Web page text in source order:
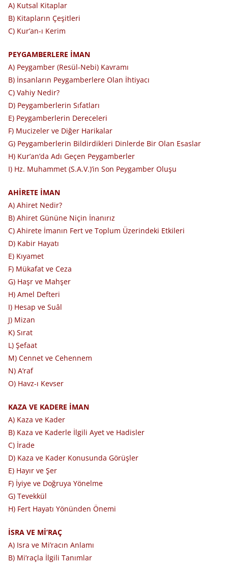
A) Kutsal Kitaplar
B) Kitapların Çeşitleri
C) Kur’an-ı Kerim
PEYGAMBERLERE İMAN
A) Peygamber (Resül-Nebi) Kavramı
B) İnsanların Peygamberlere Olan İhtiyacı
C) Vahiy Nedir?
D) Peygamberlerin Sıfatları
E) Peygamberlerin Dereceleri
F) Mucizeler ve Diğer Harikalar
G) Peygamberlerin Bildirdikleri Dinlerde Bir Olan Esaslar
H) Kur’an’da Adı Geçen Peygamberler
I) Hz. Muhammet (S.A.V.)’in Son Peygamber Oluşu
AHİRETE İMAN
A) Ahiret Nedir?
B) Ahiret Gününe Niçin İnanırız
C) Ahirete İmanın Fert ve Toplum Üzerindeki Etkileri
D) Kabir Hayatı
E) Kıyamet
F) Mükafat ve Ceza
G) Haşr ve Mahşer
H) Amel Defteri
I) Hesap ve Suâl
J) Mizan
K) Sırat
L) Şefaat
M) Cennet ve Cehennem
N) A’raf
O) Havz-ı Kevser
KAZA VE KADERE İMAN
A) Kaza ve Kader
B) Kaza ve Kaderle İlgili Ayet ve Hadisler
C) İrade
D) Kaza ve Kader Konusunda Görüşler
E) Hayır ve Şer
F) İyiye ve Doğruya Yönelme
G) Tevekkül
H) Fert Hayatı Yönünden Önemi
İSRA VE Mİ’RAÇ
A) Isra ve Mi’racın Anlamı
B) Mi’raçla İlgili Tanımlar